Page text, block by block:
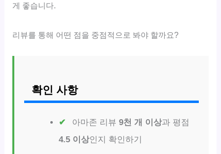
게 좋습니다.
리뷰를 통해 어떤 점을 중점적으로 봐야 할까요?
확인 사항
아마존 리뷰 9천 개 이상과 평점
4.5 이상인지 확인하기